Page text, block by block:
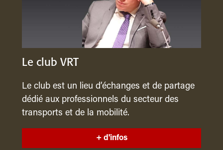
Le club VRT
Le club est un lieu d’échanges et de partage
dédié aux professionnels du secteur des
transports et de la mobilité.
+ d'infos